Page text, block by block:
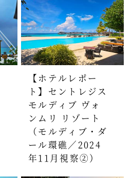
【ホテルレポー
ト】セントレジス
モルディブ ヴォ
ンムリ リゾート
（モルディブ・ダ
ール環礁／2024
年11月視察②）